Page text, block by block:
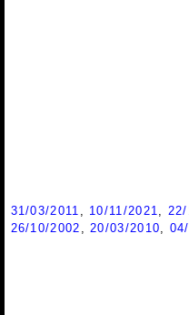
31/03/2011 , 10/11/2021,
26/10/2002 ,20/03/2010,